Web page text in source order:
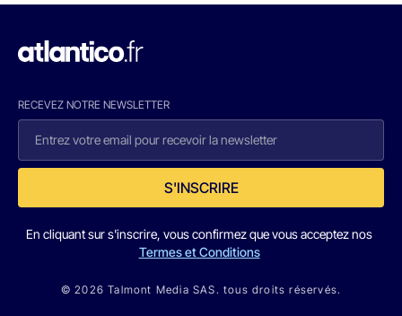
RECEVEZ NOTRE NEWSLETTER
S'INSCRIRE
En cliquant sur s'inscrire, vous confirmez que vous acceptez nos
Termes et Conditions
© 2026 Talmont Media SAS. tous droits réservés.